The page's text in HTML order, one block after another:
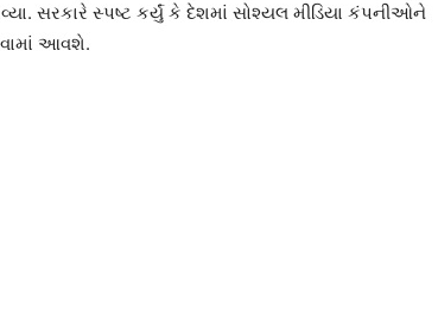
સરકારે સ્પષ્ટ કર્યું કે દેશમાં સોશ્યલ મીડિયા કંપનીઓને
આવશે.